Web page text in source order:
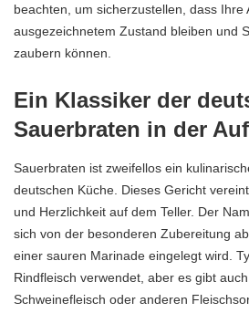
beachten, um sicherzustellen, dass Ihre
ausgezeichnetem Zustand bleiben und
zaubern können.
Ein Klassiker der
Sauerbraten in der
Sauerbraten ist zweifellos ein
deutschen Küche. Dieses Gericht
und Herzlichkeit auf dem Teller. Der
sich von der besonderen Zubereitung
einer sauren Marinade eingelegt wird.
Rindfleisch verwendet, aber es gibt
Schweinefleisch oder anderen